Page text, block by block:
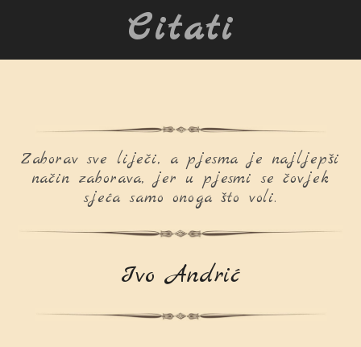
Citati
Zaborav sve liječi, a pjesma je najljepši
način zaborava, jer u pjesmi se čovjek
sjeća samo onoga što voli.
Ivo Andrić